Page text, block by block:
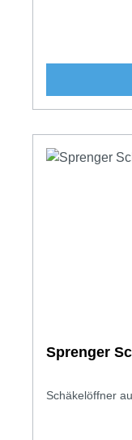
Sprenger
Schäkelöffner